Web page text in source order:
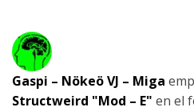
Gaspi – Nökeö VJ – Miga
Structweird "Mod – E" en el